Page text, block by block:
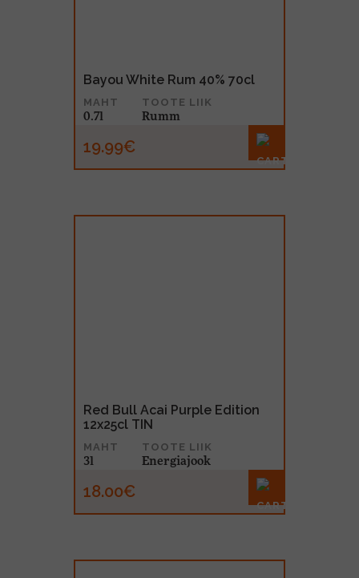
Bayou White Rum 40% 70cl
MAHT
0.7l
TOOTE LIIK
Rumm
19.99€
Red Bull Acai Purple Edition
12x25cl TIN
MAHT
3l
TOOTE LIIK
Energiajook
18.00€